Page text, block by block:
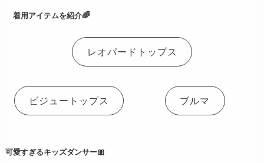
着用アイテムを紹介🌈
レオパードトップス
ビジュートップス ブルマ
可愛すぎるキッズダンサー🎀